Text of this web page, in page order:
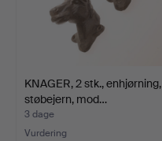
KNAGER, 2 stk., enhjørning,
støbejern, mod…
3 dage
Vurdering